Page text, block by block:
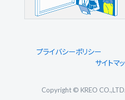
プライバシーポリシー
サイトマ
Copyright © KREO